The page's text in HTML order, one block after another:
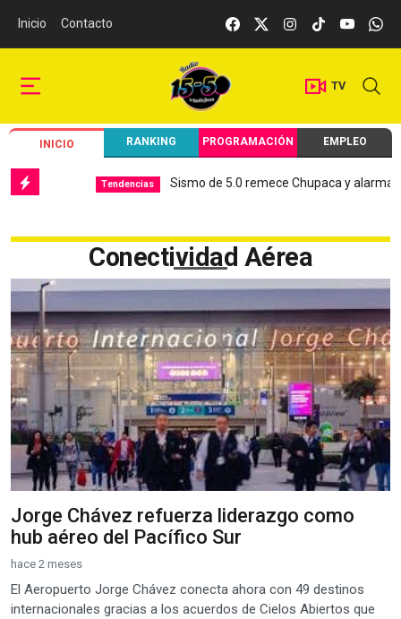
Inicio Contacto
TV
INICIO RANKING PROGRAMACIÓN EMPLEO
Tendencias Sismo de 5.0 remece Chupaca y alarma a
Conectividad Aérea
Jorge Chávez refuerza liderazgo como
hub aéreo del Pacífico Sur
hace 2 meses
El Aeropuerto Jorge Chávez conecta ahora con 49 destinos
internacionales gracias a los acuerdos de Cielos Abiertos que